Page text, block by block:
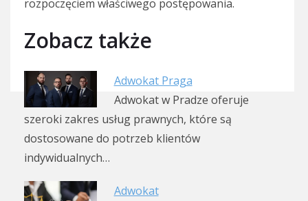
rozpoczęciem właściwego postępowania.
Zobacz także
Adwokat Praga
Adwokat w Pradze oferuje
szeroki zakres usług prawnych, które są
dostosowane do potrzeb klientów
indywidualnych…
Adwokat